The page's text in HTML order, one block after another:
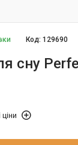
Код:129690
сну